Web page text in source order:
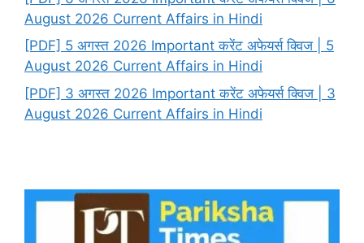
August 2026 Current Affairs in Hindi
[PDF] 5 अगस्त 2026 Important करेंट अफेयर्स क्विज | 5
August 2026 Current Affairs in Hindi
[PDF] 3 अगस्त 2026 Important करेंट अफेयर्स क्विज | 3
August 2026 Current Affairs in Hindi